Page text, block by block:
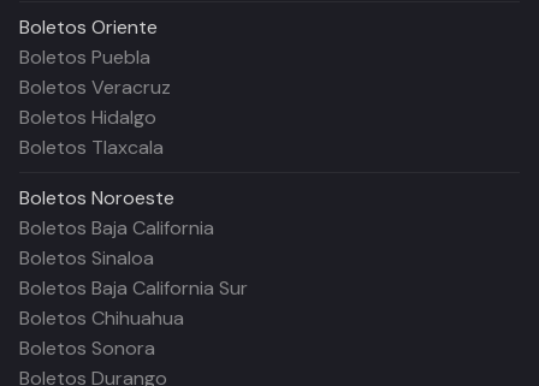
Boletos Oriente
Boletos Puebla
Boletos Veracruz
Boletos Hidalgo
Boletos Tlaxcala
Boletos Noroeste
Boletos Baja California
Boletos Sinaloa
Boletos Baja California Sur
Boletos Chihuahua
Boletos Sonora
Boletos Durango